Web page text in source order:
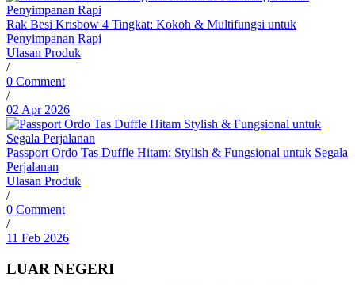
Rak Besi Krisbow 4 Tingkat: Kokoh & Multifungsi untuk
Penyimpanan Rapi
Ulasan Produk
/
0 Comment
/
02 Apr 2026
Passport Ordo Tas Duffle Hitam: Stylish & Fungsional untuk Segala
Perjalanan
Ulasan Produk
/
0 Comment
/
11 Feb 2026
LUAR NEGERI